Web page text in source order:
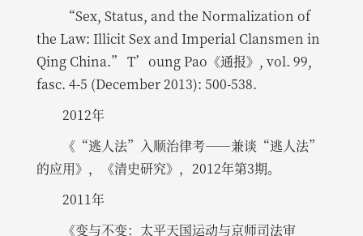
“Sex, Status, and the Normalization of
the Law: Illicit Sex and Imperial Clansmen in
Qing China.” T’oung Pao《通报》, vol. 99,
fasc. 4-5 (December 2013): 500-538.
2012年
《“逃人法”入顺治律考——兼谈“逃人法”
的应用》，《清史研究》，2012年第3期。
2011年
《变与不变：太平天国运动与京师司法审